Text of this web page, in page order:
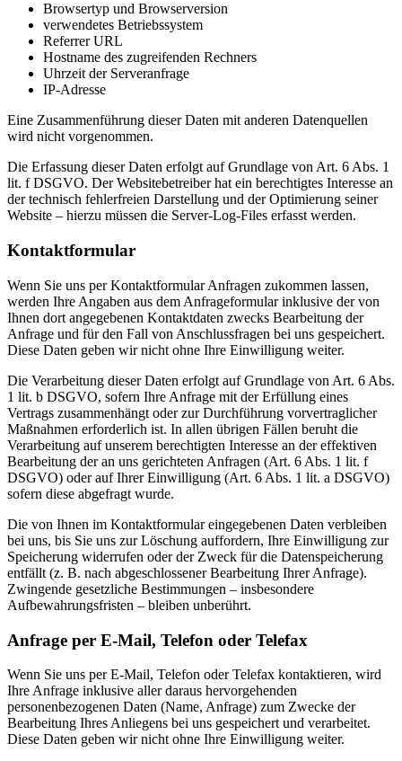
Browsertyp und Browserversion
verwendetes Betriebssystem
Referrer URL
Hostname des zugreifenden Rechners
Uhrzeit der Serveranfrage
IP-Adresse
Eine Zusammenführung dieser Daten mit anderen Datenquellen
wird nicht vorgenommen.
Die Erfassung dieser Daten erfolgt auf Grundlage von Art. 6 Abs. 1
lit. f DSGVO. Der Websitebetreiber hat ein berechtigtes Interesse an
der technisch fehlerfreien Darstellung und der Optimierung seiner
Website – hierzu müssen die Server-Log-Files erfasst werden.
Kontaktformular
Wenn Sie uns per Kontaktformular Anfragen zukommen lassen,
werden Ihre Angaben aus dem Anfrageformular inklusive der von
Ihnen dort angegebenen Kontaktdaten zwecks Bearbeitung der
Anfrage und für den Fall von Anschlussfragen bei uns gespeichert.
Diese Daten geben wir nicht ohne Ihre Einwilligung weiter.
Die Verarbeitung dieser Daten erfolgt auf Grundlage von Art. 6 Abs.
1 lit. b DSGVO, sofern Ihre Anfrage mit der Erfüllung eines
Vertrags zusammenhängt oder zur Durchführung vorvertraglicher
Maßnahmen erforderlich ist. In allen übrigen Fällen beruht die
Verarbeitung auf unserem berechtigten Interesse an der effektiven
Bearbeitung der an uns gerichteten Anfragen (Art. 6 Abs. 1 lit. f
DSGVO) oder auf Ihrer Einwilligung (Art. 6 Abs. 1 lit. a DSGVO)
sofern diese abgefragt wurde.
Die von Ihnen im Kontaktformular eingegebenen Daten verbleiben
bei uns, bis Sie uns zur Löschung auffordern, Ihre Einwilligung zur
Speicherung widerrufen oder der Zweck für die Datenspeicherung
entfällt (z. B. nach abgeschlossener Bearbeitung Ihrer Anfrage).
Zwingende gesetzliche Bestimmungen – insbesondere
Aufbewahrungsfristen – bleiben unberührt.
Anfrage per E-Mail, Telefon oder Telefax
Wenn Sie uns per E-Mail, Telefon oder Telefax kontaktieren, wird
Ihre Anfrage inklusive aller daraus hervorgehenden
personenbezogenen Daten (Name, Anfrage) zum Zwecke der
Bearbeitung Ihres Anliegens bei uns gespeichert und verarbeitet.
Diese Daten geben wir nicht ohne Ihre Einwilligung weiter.